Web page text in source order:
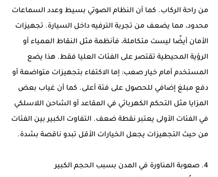
من راحة الركاب. كما أن النظام الصوتي بسيط وعدد السماعات
محدود، مما يضعف من تجربة الترفيه داخل السيارة. تجهيزات
الأمان أيضًا ليست متكاملة، فأنظمة مثل النقاط العمياء أو
الرؤية المحيطية تقتصر على الفئات العليا فقط. هذا يضع
المستخدم أمام خيار صعب: إما الاكتفاء بتجهيزات متواضعة أو
دفع مبلغ إضافي للحصول على فئة أعلى. كما أن غياب بعض
المزايا مثل التحكم الكهربائي في المقاعد أو الشاحن اللاسلكي
في الفئات الأولى يعتبر نقطة ضعف. التفاوت الكبير بين الفئات
من حيث التجهيزات يجعل الخيارات الأقل تبدو ناقصة بشدة.
4. صعوبة المناورة في المدن بسبب الحجم الكبير